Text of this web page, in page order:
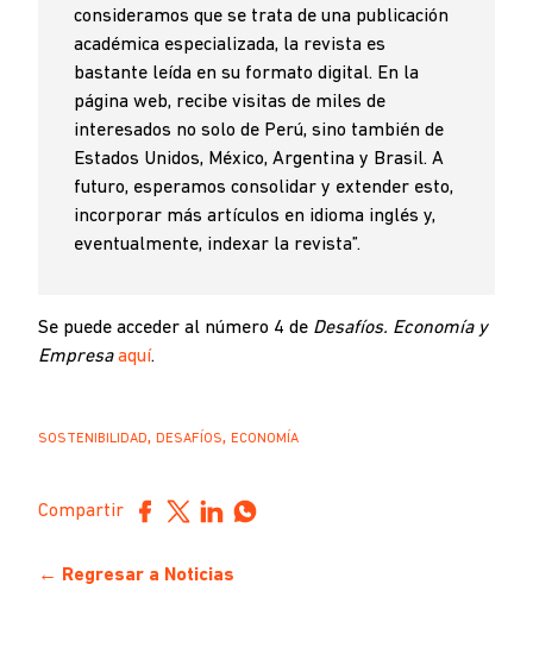
consideramos que se trata de una publicación
académica especializada, la revista es
bastante leída en su formato digital. En la
página web, recibe visitas de miles de
interesados no solo de Perú, sino también de
Estados Unidos, México, Argentina y Brasil. A
futuro, esperamos consolidar y extender esto,
incorporar más artículos en idioma inglés y,
eventualmente, indexar la revista”.
Se puede acceder al número 4 de Desafíos. Economía y
Empresa aquí.
SOSTENIBILIDAD, DESAFÍOS, ECONOMÍA
Compartir
← Regresar a Noticias